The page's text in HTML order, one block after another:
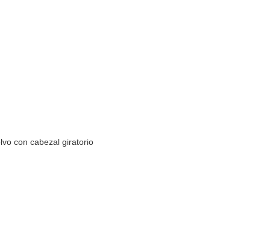
con cabezal giratorio